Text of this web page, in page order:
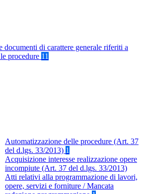
documenti di carattere generale riferiti a
procedure 11
Automatizzazione delle procedure (Art. 37
del d.lgs. 33/2013) 1
Acquisizione interesse realizzazione opere
incompiute (Art. 37 del d.lgs. 33/2013)
Atti relativi alla programmazione di lavori,
opere, servizi e forniture / Mancata